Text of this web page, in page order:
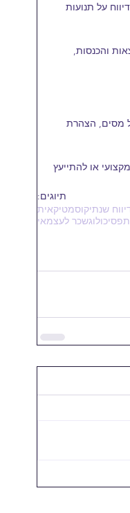
על תנועות
והכנסות,
מסים, הצהרת
או להתייעץ
תיוגים:
שנתיקוסמטיקאית
פסיכולוגשכר לעצמאי